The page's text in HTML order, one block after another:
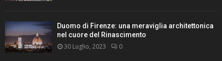
Duomo di Firenze: una meraviglia architettonica
nel cuore del Rinascimento
30 Luglio, 2023 0